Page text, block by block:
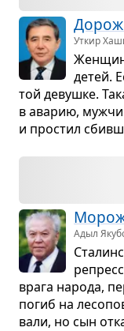
Уткир
детей.
той девушке.
в ава­рию,
и про­стил
Адыл
врага народа,
погиб на
вали, но сын